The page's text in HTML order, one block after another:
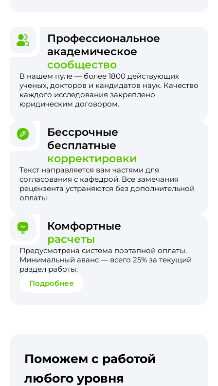
Профессиональное
академическое
сообщество
В нашем пуле — более 1800 действующих
ученых, докторов и кандидатов наук. Качество
каждого исследования закреплено
юридическим договором.
Бессрочные
бесплатные
корректировки
Текст направляется вам частями для
согласования с кафедрой. Все замечания
рецензента устраняются без дополнительной
оплаты.
Комфортные
расчеты
Предусмотрена система поэтапной оплаты.
Минимальный аванс — всего 25% за текущий
раздел работы.
Подробнее
Поможем с работой
любого уровня